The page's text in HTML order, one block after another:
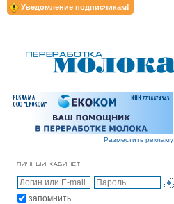
Уведомление подписчикам!
Разместить рекламу
запомнить